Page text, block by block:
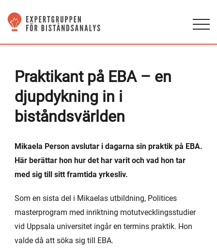
Praktikant på EBA – en
djupdykning in i
biståndsvärlden
Mikaela Person avslutar i dagarna sin praktik på EBA.
Här berättar hon hur det har varit och vad hon tar
med sig till sitt framtida yrkesliv.
Som en sista del i Mikaelas utbildning, Politices
masterprogram med inriktning motutvecklingsstudier
vid Uppsala universitet ingår en termins praktik. Hon
valde då att söka sig till EBA.